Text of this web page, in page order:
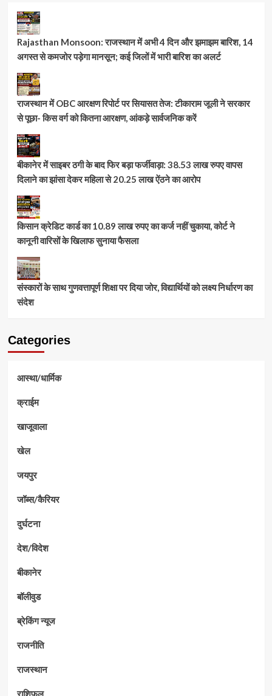
Rajasthan Monsoon: राजस्थान में अभी 4 दिन और झमाझम बारिश, 14
अगस्त से कमजोर पड़ेगा मानसून; कई जिलों में भारी बारिश का अलर्ट
राजस्थान में OBC आरक्षण रिपोर्ट पर सियासत तेज: टीकाराम जूली ने सरकार
से पूछा- किस वर्ग को कितना आरक्षण, आंकड़े सार्वजनिक करें
बीकानेर में साइबर ठगी के बाद फिर बड़ा फर्जीवाड़ा: 38.53 लाख रुपए वापस
दिलाने का झांसा देकर महिला से 20.25 लाख ऐंठने का आरोप
किसान क्रेडिट कार्ड का 10.89 लाख रुपए का कर्ज नहीं चुकाया, कोर्ट ने
कानूनी वारिसों के खिलाफ सुनाया फैसला
संस्कारों के साथ गुणवत्तापूर्ण शिक्षा पर दिया जोर, विद्यार्थियों को लक्ष्य निर्धारण का
संदेश
Categories
आस्था/धार्मिक
क्राईम
खाजूवाला
खेल
जयपुर
जॉब्स/कैरियर
दुर्घटना
देश/विदेश
बीकानेर
बॉलीवुड
ब्रेकिंग न्यूज
राजनीति
राजस्थान
राशिफल